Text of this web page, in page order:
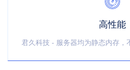
高性能
君久科技 - 服务器均为静态内存，